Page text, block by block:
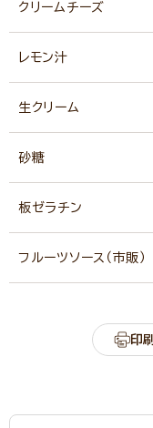
クリームチーズ
レモン汁
生クリーム
砂糖
板ゼラチン
フルーツソース（市販）
印刷